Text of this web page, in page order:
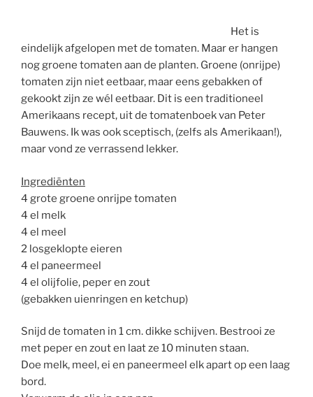
Het is
eindelijk afgelopen met de tomaten. Maar er hangen
nog groene tomaten aan de planten. Groene (onrijpe)
tomaten zijn niet eetbaar, maar eens gebakken of
gekookt zijn ze wél eetbaar. Dit is een traditioneel
Amerikaans recept, uit de tomatenboek van Peter
Bauwens. Ik was ook sceptisch, (zelfs als Amerikaan!),
maar vond ze verrassend lekker.
Ingrediënten
4 grote groene onrijpe tomaten
4 el melk
4 el meel
2 losgeklopte eieren
4 el paneermeel
4 el olijfolie, peper en zout
(gebakken uienringen en ketchup)
Snijd de tomaten in 1 cm. dikke schijven. Bestrooi ze
met peper en zout en laat ze 10 minuten staan.
Doe melk, meel, ei en paneermeel elk apart op een laag
bord.